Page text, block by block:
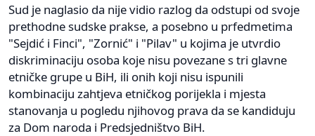
Sud je naglasio da nije vidio razlog da odstupi od svoje
prethodne sudske prakse, a posebno u prfedmetima
"Sejdić i Finci", "Zornić" i "Pilav" u kojima je utvrdio
diskriminaciju osoba koje nisu povezane s tri glavne
etničke grupe u BiH, ili onih koji nisu ispunili
kombinaciju zahtjeva etničkog porijekla i mjesta
stanovanja u pogledu njihovog prava da se kandiduju
za Dom naroda i Predsjedništvo BiH.